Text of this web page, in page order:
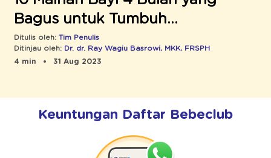
Bagus untuk Tumbuh
Kembangnya
Ditulis oleh: Tim Penulis
Ditinjau oleh: Dr. dr. Ray Wagiu Basrowi, MKK, FRSPH
4 min
31 Aug 2023
Keuntungan Daftar Bebeclub